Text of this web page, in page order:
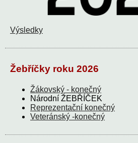
Výsledky
Žebříčky roku 2026
Žákovský - konečný
Národní ŽEBŘÍČEK
Reprezentační konečný
Veteránský -konečný